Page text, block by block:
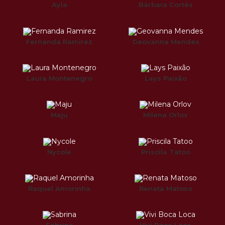
Ayla Bárbara Cortês
Fernanda Ramirez Geovanna Mendes
Laura Montenegro Lays Paixão
Maju Milena Orlov
Nycole Priscila Tatoo
Raquel Amorinha Renata Matoso